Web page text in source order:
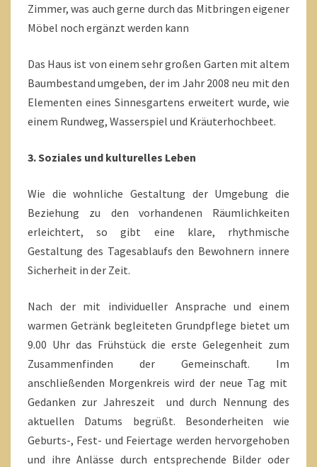
Zimmer, was auch gerne durch das Mitbringen eigener
Möbel noch ergänzt werden kann
Das Haus ist von einem sehr großen Garten mit altem
Baumbestand umgeben, der im Jahr 2008 neu mit den
Elementen eines Sinnesgartens erweitert wurde, wie
einem Rundweg, Wasserspiel und Kräuterhochbeet.
3. Soziales und kulturelles Leben
Wie die wohnliche Gestaltung der Umgebung die
Beziehung zu den vorhandenen Räumlichkeiten
erleichtert, so gibt eine klare, rhythmische
Gestaltung des Tagesablaufs den Bewohnern innere
Sicherheit in der Zeit.
Nach der mit individueller Ansprache und einem
warmen Getränk begleiteten Grundpflege bietet um
9.00 Uhr das Frühstück die erste Gelegenheit zum
Zusammenfinden der Gemeinschaft. Im
anschließenden Morgenkreis wird der neue Tag mit
Gedanken zur Jahreszeit und durch Nennung des
aktuellen Datums begrüßt. Besonderheiten wie
Geburts-, Fest- und Feiertage werden hervorgehoben
und ihre Anlässe durch entsprechende Bilder oder